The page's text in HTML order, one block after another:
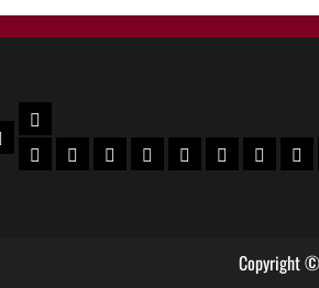
দক্ষিণবঙ্গ
হাওড়া খবরদক্ষিণ ২৪ পরগনা খবর
উত্তর ২৪ পরগনা খবর
হুগলি খবরনদিয়া খবরপূর্ব মেদিনীপুর
পশ্চিম
Copyright